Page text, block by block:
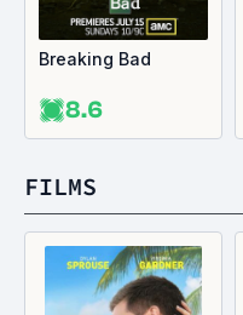
Breaking Bad
8.6
FILMS